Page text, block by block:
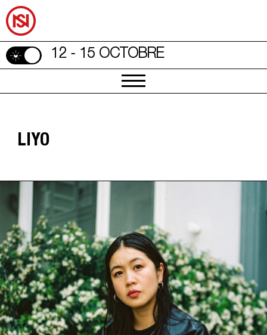
12 - 15 OCTOBRE
LIYO